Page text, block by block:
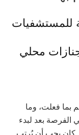
للمستشفيات
محلي
بما فعلت، وما
الفرصة بعد لبدء